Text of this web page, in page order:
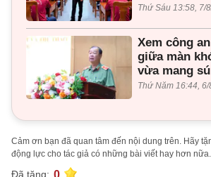
Thứ Sáu 13:58, 7/
Xem công
giữa màn
vừa mang
Thứ Năm 16:44,
Cảm ơn bạn đã quan tâm đến nội dung trên. Hãy
động lực cho tác giả có những bài viết hay hơn nữa.
Đã tặng: 0